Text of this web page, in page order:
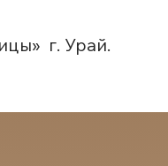
г. Урай.